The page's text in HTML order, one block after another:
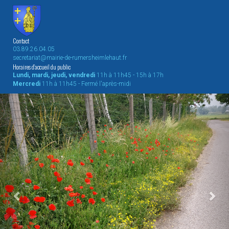
Contact
03.89.26.04.05
secretariat@mairie-de-rumersheimlehaut.fr
Horaires d'accueil du public
Lundi, mardi, jeudi, vendredi 11h à 11h45 - 15h à 17h
Mercredi 11h à 11h45 - Fermé l'après-midi
Previous